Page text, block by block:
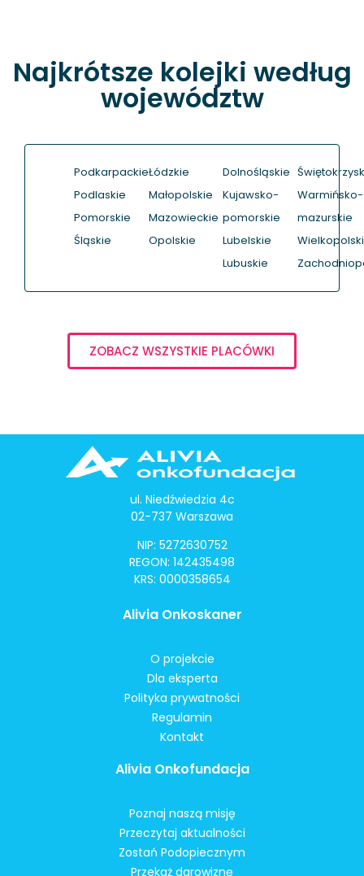
Najkrótsze kolejki według
województw
Podkarpackie
Podlaskie
Pomorskie
Śląskie
Łódzkie
Małopolskie
Mazowieckie
Opolskie
Dolnośląskie
Kujawsko-
pomorskie
Lubelskie
Lubuskie
Warmińsko-
mazurskie
ZOBACZ WSZYSTKIE PLACÓWKI
ul. Niedźwiedzia 4c
02-737 Warszawa
NIP: 5272630752
REGON: 142435498
KRS: 0000358654
Alivia Onkoskaner
O projekcie
Dla eksperta
Polityka prywatności
Regulamin
Kontakt
Alivia Onkofundacja
Poznaj naszą misję
Przeczytaj aktualności
Zostań Podopiecznym
Przekaż darowiznę